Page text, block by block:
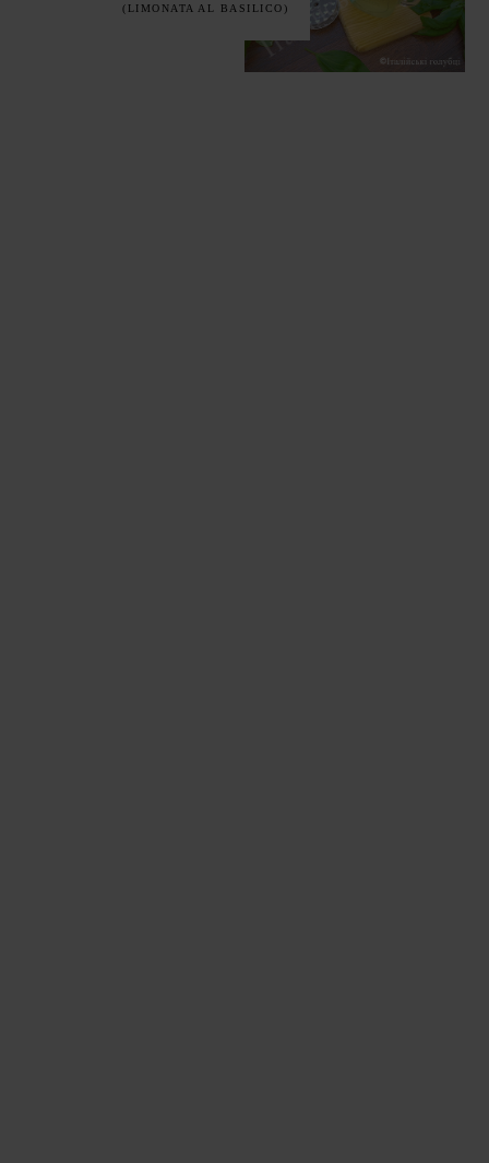
(LIMONATA AL BASILICO)